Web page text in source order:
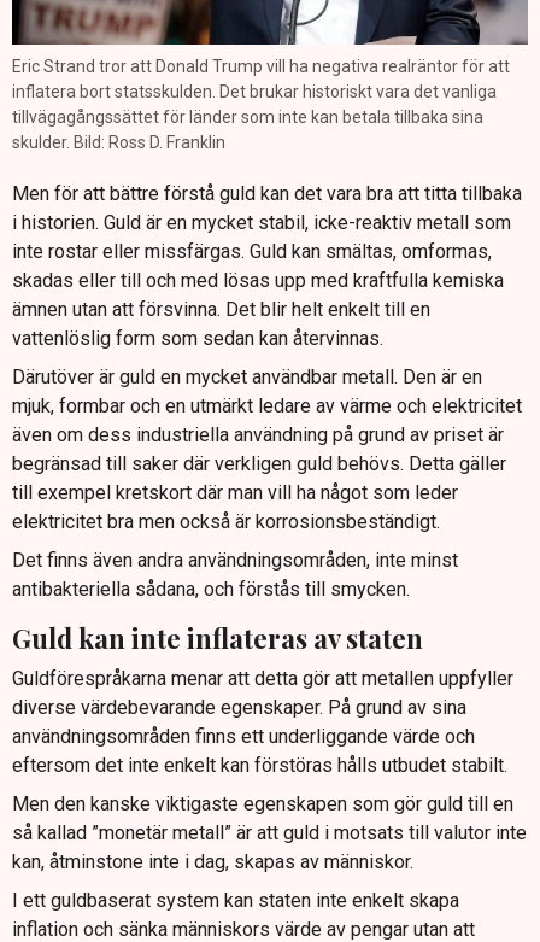
Eric Strand tror att Donald Trump vill ha negativa realräntor för att
inflatera bort statsskulden. Det brukar historiskt vara det vanliga
tillvägagångssättet för länder som inte kan betala tillbaka sina
skulder. Bild: Ross D. Franklin
Men för att bättre förstå guld kan det vara bra att titta tillbaka
i historien. Guld är en mycket stabil, icke-reaktiv metall som
inte rostar eller missfärgas. Guld kan smältas, omformas,
skadas eller till och med lösas upp med kraftfulla kemiska
ämnen utan att försvinna. Det blir helt enkelt till en
vattenlöslig form som sedan kan återvinnas.
Därutöver är guld en mycket användbar metall. Den är en
mjuk, formbar och en utmärkt ledare av värme och elektricitet
även om dess industriella användning på grund av priset är
begränsad till saker där verkligen guld behövs. Detta gäller
till exempel kretskort där man vill ha något som leder
elektricitet bra men också är korrosionsbeständigt.
Det finns även andra användningsområden, inte minst
antibakteriella sådana, och förstås till smycken.
Guld kan inte inflateras av staten
Guldförespråkarna menar att detta gör att metallen uppfyller
diverse värdebevarande egenskaper. På grund av sina
användningsområden finns ett underliggande värde och
eftersom det inte enkelt kan förstöras hålls utbudet stabilt.
Men den kanske viktigaste egenskapen som gör guld till en
så kallad ”monetär metall” är att guld i motsats till valutor inte
kan, åtminstone inte i dag, skapas av människor.
I ett guldbaserat system kan staten inte enkelt skapa
inflation och sänka människors värde av pengar utan att